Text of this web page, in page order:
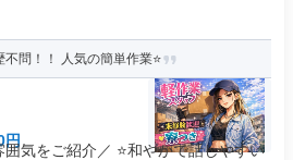
問！！ 人気の簡単作業⭐️
円
気をご紹介／ ⭐和やかで話しやすい